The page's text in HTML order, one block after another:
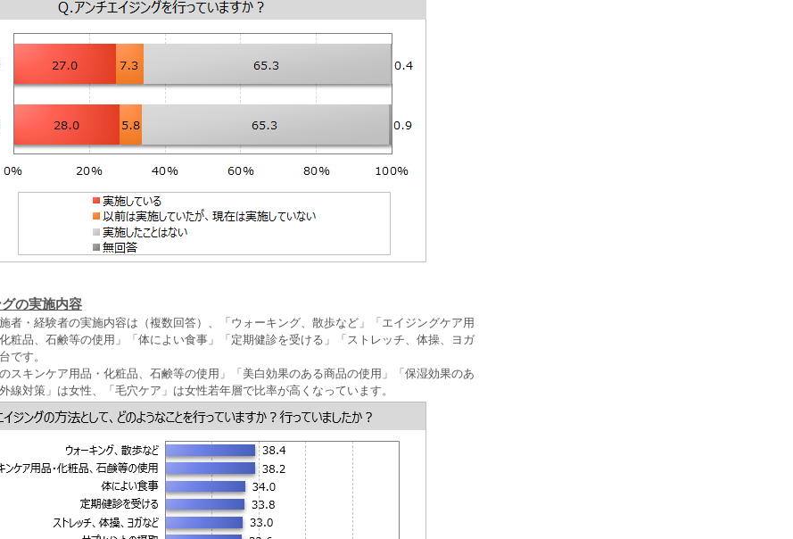
の実施内容
者・経験者の実施内容は（複数回答）、「ウォーキング、散歩など」「エイジングケア用
粧品、石鹸等の使用」「体によい食事」「定期健診を受ける」「ストレッチ、体操、ヨガ
です。
スキンケア用品・化粧品、石鹸等の使用」「美白効果のある商品の使用」「保湿効果のあ
線対策」は女性、「毛穴ケア」は女性若年層で比率が高くなっています。